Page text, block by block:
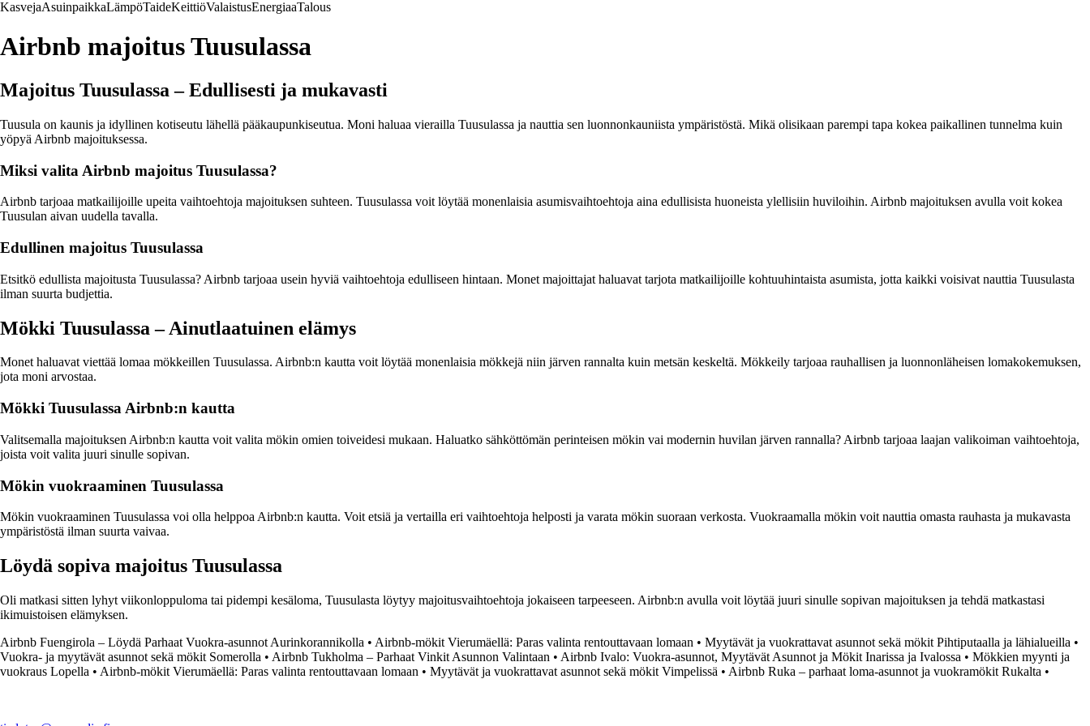
KasvejaAsuinpaikkaLämpöTaideKeittiöValaistusEnergiaaTalous
Airbnb majoitus Tuusulassa
Majoitus Tuusulassa – Edullisesti ja mukavasti
Tuusula on kaunis ja idyllinen kotiseutu lähellä pääkaupunkiseutua. Moni haluaa vierailla Tuusulassa ja nauttia sen luonnonkauniista ympäristöstä. Mikä olisikaan parempi tapa kokea paikallinen tunnelma kuin
yöpyä Airbnb majoituksessa.
Miksi valita Airbnb majoitus Tuusulassa?
Airbnb tarjoaa matkailijoille upeita vaihtoehtoja majoituksen suhteen. Tuusulassa voit löytää monenlaisia asumisvaihtoehtoja aina edullisista huoneista ylellisiin huviloihin. Airbnb majoituksen avulla voit kokea
Tuusulan aivan uudella tavalla.
Edullinen majoitus Tuusulassa
Etsitkö edullista majoitusta Tuusulassa? Airbnb tarjoaa usein hyviä vaihtoehtoja edulliseen hintaan. Monet majoittajat haluavat tarjota matkailijoille kohtuuhintaista asumista, jotta kaikki voisivat nauttia Tuusulasta
ilman suurta budjettia.
Mökki Tuusulassa – Ainutlaatuinen elämys
Monet haluavat viettää lomaa mökkeillen Tuusulassa. Airbnb:n kautta voit löytää monenlaisia mökkejä niin järven rannalta kuin metsän keskeltä. Mökkeily tarjoaa rauhallisen ja luonnonläheisen lomakokemuksen,
jota moni arvostaa.
Mökki Tuusulassa Airbnb:n kautta
Valitsemalla majoituksen Airbnb:n kautta voit valita mökin omien toiveidesi mukaan. Haluatko sähköttömän perinteisen mökin vai modernin huvilan järven rannalla? Airbnb tarjoaa laajan valikoiman vaihtoehtoja,
joista voit valita juuri sinulle sopivan.
Mökin vuokraaminen Tuusulassa
Mökin vuokraaminen Tuusulassa voi olla helppoa Airbnb:n kautta. Voit etsiä ja vertailla eri vaihtoehtoja helposti ja varata mökin suoraan verkosta. Vuokraamalla mökin voit nauttia omasta rauhasta ja mukavasta
ympäristöstä ilman suurta vaivaa.
Löydä sopiva majoitus Tuusulassa
Oli matkasi sitten lyhyt viikonloppuloma tai pidempi kesäloma, Tuusulasta löytyy majoitusvaihtoehtoja jokaiseen tarpeeseen. Airbnb:n avulla voit löytää juuri sinulle sopivan majoituksen ja tehdä matkastasi
ikimuistoisen elämyksen.
Airbnb Fuengirola – Löydä Parhaat Vuokra-asunnot Aurinkorannikolla • Airbnb-mökit Vierumäellä: Paras valinta rentouttavaan lomaan • Myytävät ja vuokrattavat asunnot sekä mökit Pihtiputaalla ja lähialueilla •
Vuokra- ja myytävät asunnot sekä mökit Somerolla • Airbnb Tukholma – Parhaat Vinkit Asunnon Valintaan • Airbnb Ivalo: Vuokra-asunnot, Myytävät Asunnot ja Mökit Inarissa ja Ivalossa • Mökkien myynti ja
vuokraus Lopella • Airbnb-mökit Vierumäellä: Paras valinta rentouttavaan lomaan • Myytävät ja vuokrattavat asunnot sekä mökit Vimpelissä • Airbnb Ruka – parhaat loma-asunnot ja vuokramökit Rukalta •